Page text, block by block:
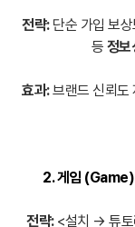
전략:단순 가입 보상
등 정보
효과:브랜드 신뢰도
2. 게임
전략:<설치 → 튜토